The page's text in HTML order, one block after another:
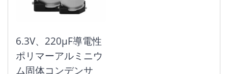
6.3V、220μF導電性
ポリマーアルミニウ
ム固体コンデンサ